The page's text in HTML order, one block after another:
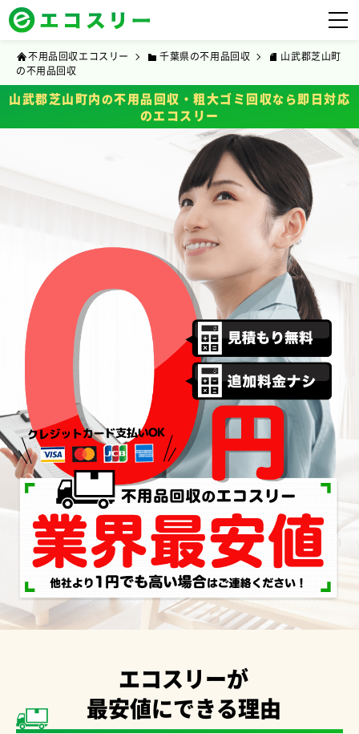
不用品回収エコスリー 千葉県の不用品回収
山武郡芝山町
の不用品回収
山武郡芝山町内の不用品回収・粗大ゴミ回収なら即日対応
のエコスリー
エコスリーが
最安値にできる理由